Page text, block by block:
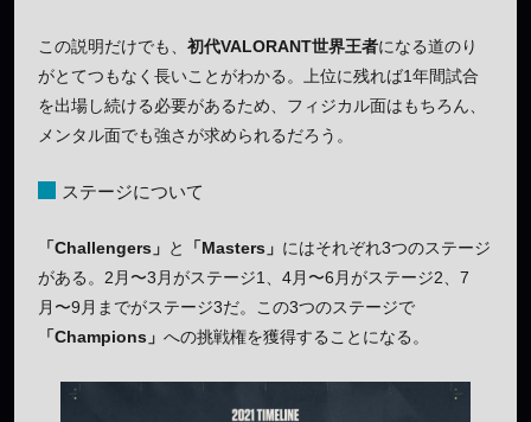
この説明だけでも、 初代VALORANT世界王者になる道のり
がとてつもなく長いことがわかる。上位に残れば1年間試合
を出場し続ける必要があるため、フィジカル面はもちろん、
メンタル面でも強さが求められるだろう。
ステージについて
「Challengers」 と 「Masters」 にはそれぞれ3つのステージ
がある。2月〜3月がステージ1、4月〜6月がステージ2、7
月〜9月までがステージ3だ。この3つのステージで
「Champions」 への挑戦権を獲得することになる。